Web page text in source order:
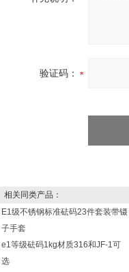
验证码：
相关同类产品：
E1级不锈钢标准砝码23件套装带镊
子手套
e1等级砝码1kg材质316和JF-1可
选